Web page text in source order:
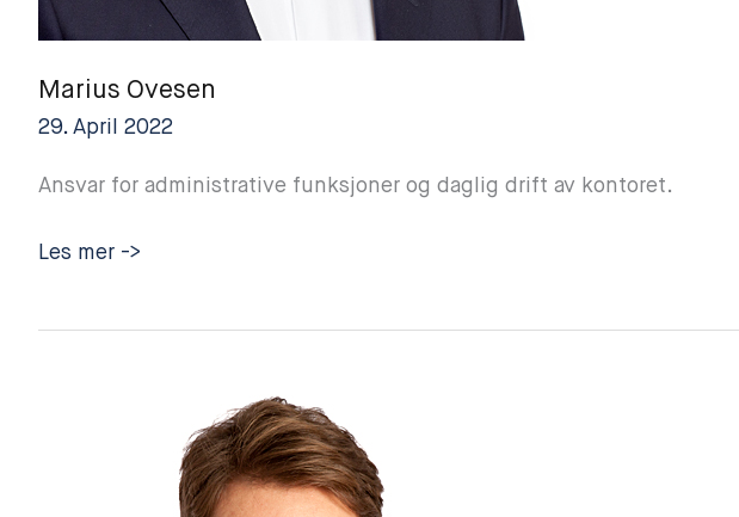
Marius Ovesen
29. April 2022
Ansvar for administrative funksjoner og daglig drift av kontoret.
Marius
Les mer ->